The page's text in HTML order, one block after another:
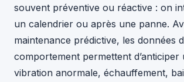
souvent préventive ou réactive : on
un calendrier ou après une panne.
maintenance prédictive, les données
comportement permettent d’anticiper
vibration anormale, échauffement,